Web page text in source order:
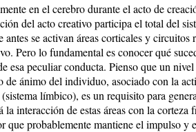
en el cerebro durante el acto de
del acto creativo participa el total del
antes se activan áreas corticales y
Pero lo fundamental es conocer qué
peculiar conducta. ­Pienso que un
de ánimo del individuo, asociado con la
límbico), es un requisito para
la interacción de estas áreas con la
que probablemente mantiene el impulso y